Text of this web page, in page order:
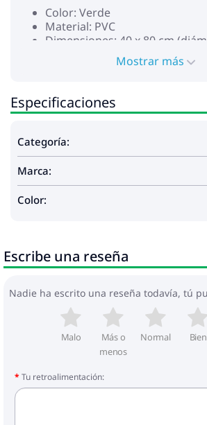
Color: Verde
Material: PVC
Dimensiones: 40 x 80 cm
Capacidad: 100 L
Altura de salida: 33 cm
Manguera de agua (verde): 206
Manguera de agua (blanca):
Válvula de salida de ABS
Tapa con cierre de cremallera
Entrada y salida con filtro de
Parte superior diseñada con
La entrega contiene:
1 x Manguera de agua (verde)
1 x Manguera de agua (blanca)
Mostrar más
Especificaciones
Categoría:
Marca:
Color:
Escribe una reseña
Nadie ha escrito una reseña todavía, tú
Malo
Más o
menos
Normal Bien
Tu retroalimentación: